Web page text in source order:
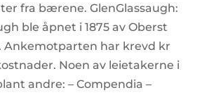
fra bærene. GlenGlassaugh:
ble åpnet i 1875 av Oberst
Ankemotparten har krevd kr
Noen av leietakerne i
andre: – Compendia –